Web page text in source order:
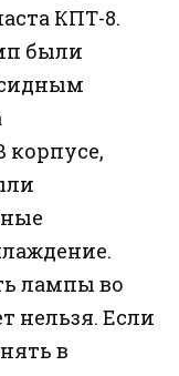
КПТ-8.
были
корпусе,
лампы во
нельзя. Если
в